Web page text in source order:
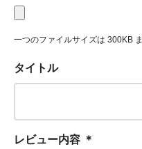
一つのファイルサイズは 300KB
タイトル
レビュー内容 ＊